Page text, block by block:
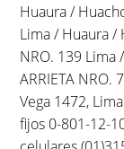
Huaura /
Lima / Huaura /
NRO. 139 Lima
ARRIETA NRO.
Vega 1472,
fijos 0-801-12-